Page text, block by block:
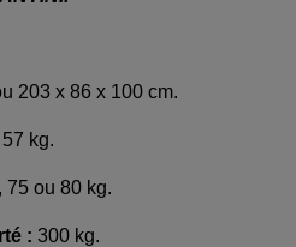
203 x 86 x 100 cm.
kg.
75 ou 80 kg.
: 300 kg.